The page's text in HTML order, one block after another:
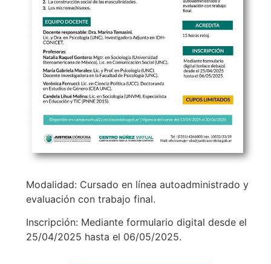
Modalidad: Cursado en línea autoadministrado y
evaluación con trabajo final.
Inscripción: Mediante formulario digital desde el
25/04/2025 hasta el 06/05/2025.